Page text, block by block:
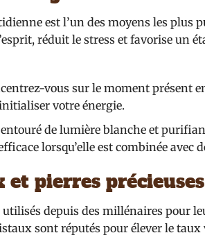
est l’un des moyens les plus
réduit le stress et favorise un
vous sur le moment présent
votre énergie.
de lumière blanche et
lorsqu’elle est combinée avec
pierres précieuses
utilisés depuis des millénaires pour
sont réputés pour élever le